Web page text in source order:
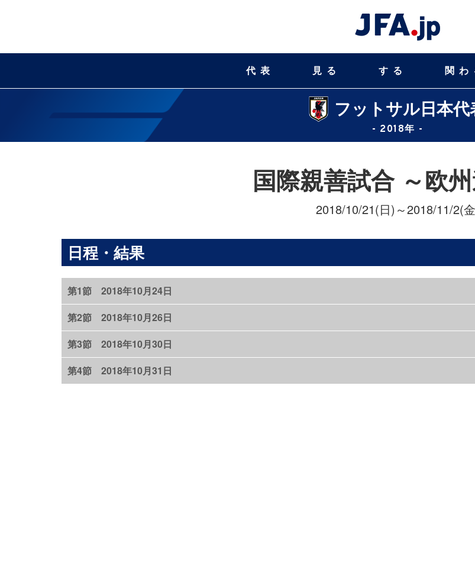
代表 見る する 関わ
フットサル日本代
- 2018年 -
国際親善試合 ～欧
2018/10/21(日)～2018/11/2(
日程・結果
第1節 2018年10月24日
第2節 2018年10月26日
第3節 2018年10月30日
第4節 2018年10月31日